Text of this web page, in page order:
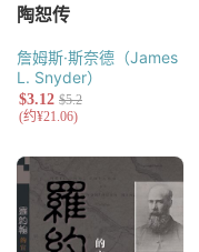
詹姆斯·斯奈德（James
L. Snyder）